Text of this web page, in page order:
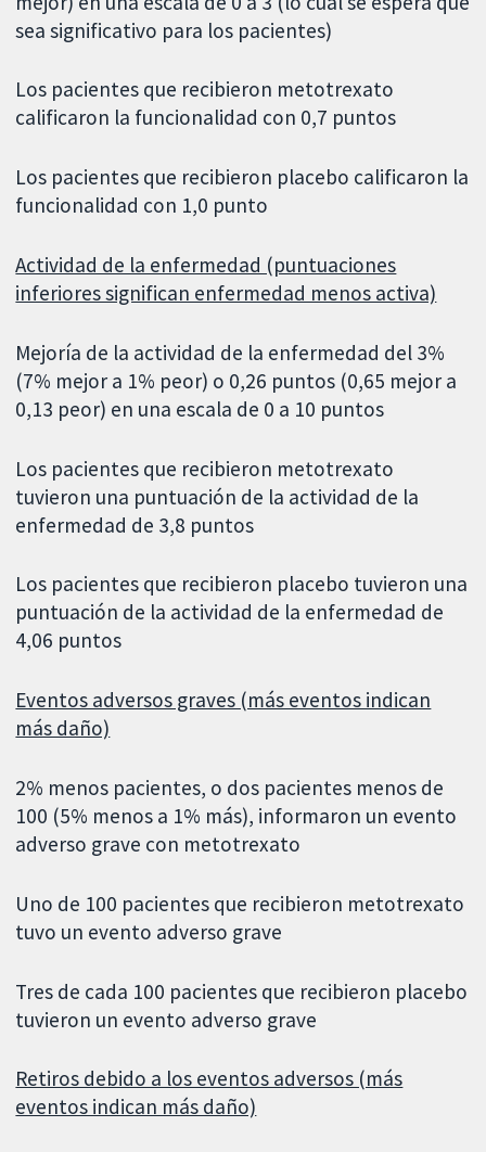
sea significativo para los pacientes)
Los pacientes que recibieron metotrexato
calificaron la funcionalidad con 0,7 puntos
Los pacientes que recibieron placebo calificaron la
funcionalidad con 1,0 punto
Actividad de la enfermedad (puntuaciones
inferiores significan enfermedad menos activa)
Mejoría de la actividad de la enfermedad del 3%
(7% mejor a 1% peor) o 0,26 puntos (0,65 mejor a
0,13 peor) en una escala de 0 a 10 puntos
Los pacientes que recibieron metotrexato
tuvieron una puntuación de la actividad de la
enfermedad de 3,8 puntos
Los pacientes que recibieron placebo tuvieron una
puntuación de la actividad de la enfermedad de
4,06 puntos
Eventos adversos graves (más eventos indican
más daño)
2% menos pacientes, o dos pacientes menos de
100 (5% menos a 1% más), informaron un evento
adverso grave con metotrexato
Uno de 100 pacientes que recibieron metotrexato
tuvo un evento adverso grave
Tres de cada 100 pacientes que recibieron placebo
tuvieron un evento adverso grave
Retiros debido a los eventos adversos (más
eventos indican más daño)